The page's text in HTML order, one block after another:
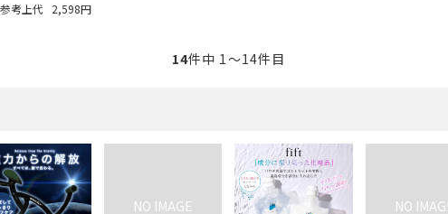
参考上代
2,598円
14件中 1〜14件目